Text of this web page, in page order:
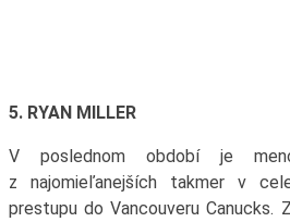
5. RYAN MILLER
V poslednom období je
z najomieľanejších takmer v
prestupu do Vancouveru Canucks.